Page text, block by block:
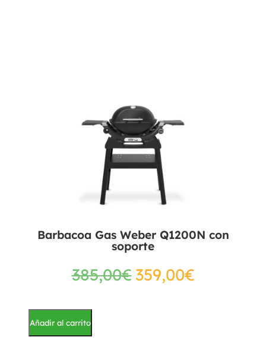
Barbacoa Gas Weber Q1200N con
soporte
385,00€359,00€
Añadir al carrito